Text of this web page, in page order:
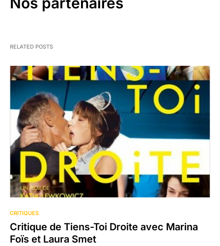
RELATED POSTS
CRITIQUES
Critique de Tiens-Toi Droite avec Marina
Foïs et Laura Smet